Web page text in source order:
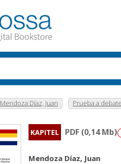
Mendoza Díaz, Juan Prueba a
KAPITEL PDF (0,14 Mb)
Mendoza Díaz, Juan